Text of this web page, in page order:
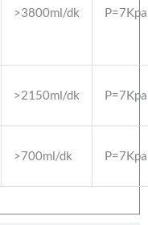
>3800ml/dk P=7Kpa
>2150ml/dk P=7Kpa
>700ml/dk P=7Kpa